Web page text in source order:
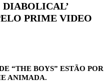
DIABOLICAL’
PRIME VIDEO
“THE BOYS” ESTÃO POR
ANIMADA.